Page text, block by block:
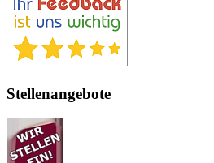
Stellenangebote